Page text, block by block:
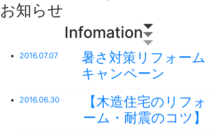
お知らせ
Infomation
2016.07.07
暑さ対策リフォーム
キャンペーン
2016.06.30
【木造住宅のリフォ
ーム・耐震のコツ】